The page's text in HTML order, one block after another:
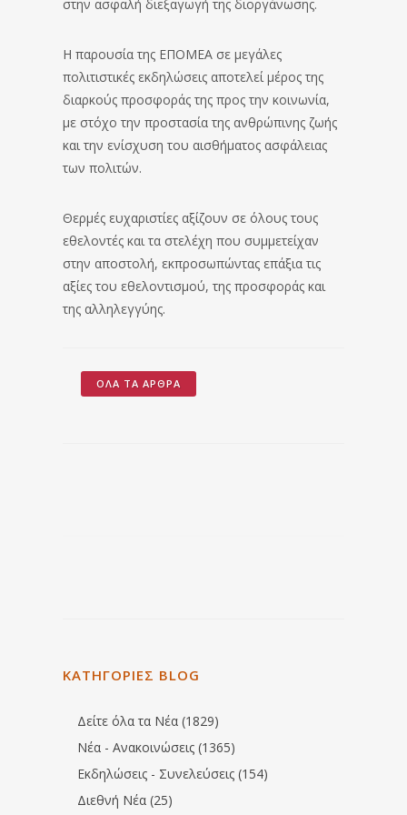
στην ασφαλή διεξαγωγή της διοργάνωσης.
Η παρουσία της ΕΠΟΜΕΑ σε μεγάλες
πολιτιστικές εκδηλώσεις αποτελεί μέρος της
διαρκούς προσφοράς της προς την κοινωνία,
με στόχο την προστασία της ανθρώπινης ζωής
και την ενίσχυση του αισθήματος ασφάλειας
των πολιτών.
Θερμές ευχαριστίες αξίζουν σε όλους τους
εθελοντές και τα στελέχη που συμμετείχαν
στην αποστολή, εκπροσωπώντας επάξια τις
αξίες του εθελοντισμού, της προσφοράς και
της αλληλεγγύης.
ΌΛΑ ΤΑ ΆΡΘΡΑ
ΚΑΤΗΓΟΡΙΕΣ BLOG
Δείτε όλα τα Νέα (1829)
Νέα - Ανακοινώσεις (1365)
Εκδηλώσεις - Συνελεύσεις (154)
Διεθνή Νέα (25)